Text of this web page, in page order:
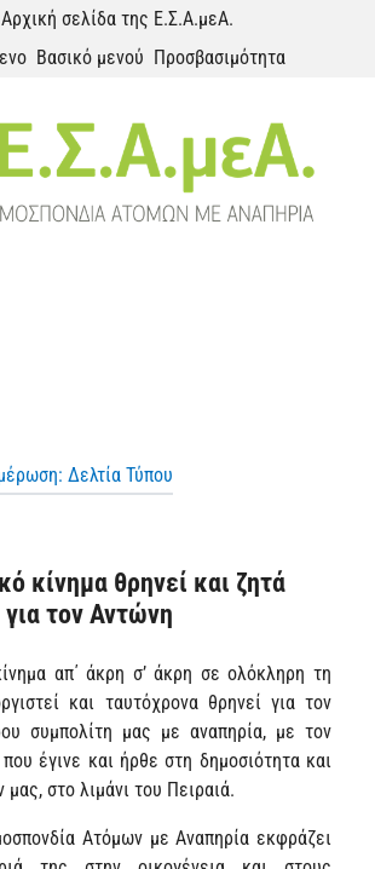
Αρχική σελίδα της Ε.Σ.Α.μεΑ.
Βασικό μενού Προσβασιμότητα
Δελτία Τύπου
κίνημα θρηνεί και ζητά
για τον Αντώνη
απ΄ άκρη σ’ άκρη σε ολόκληρη τη
και ταυτόχρονα θρηνεί για τον
συμπολίτη μας με αναπηρία, με τον
έγινε και ήρθε στη δημοσιότητα και
στο λιμάνι του Πειραιά.
Ατόμων με Αναπηρία εκφράζει